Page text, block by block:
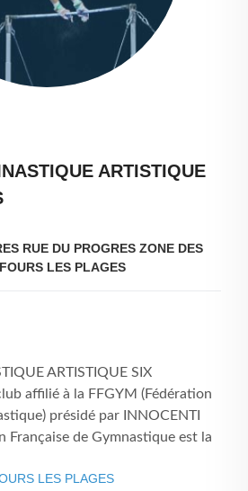
ARTISTIQUE
RUE DU PROGRES ZONE DES
LES PLAGES
ARTISTIQUE SIX
affilié à la FFGYM (Fédération
présidé par INNOCENTI
Française de Gymnastique est la
LES PLAGES